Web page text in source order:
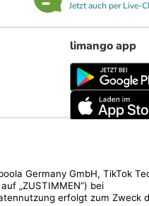
Jetzt auch per Live-
limango app